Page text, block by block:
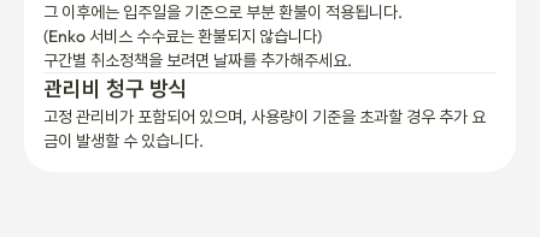
그 이후에는 입주일을 기준으로 부분 환불이 적용됩니다.
(Enko 서비스 수수료는 환불되지 않습니다)
구간별 취소정책을 보려면 날짜를 추가해주세요.
관리비 청구 방식
고정 관리비가 포함되어 있으며, 사용량이 기준을 초과할 경우 추가 요
금이 발생할 수 있습니다.